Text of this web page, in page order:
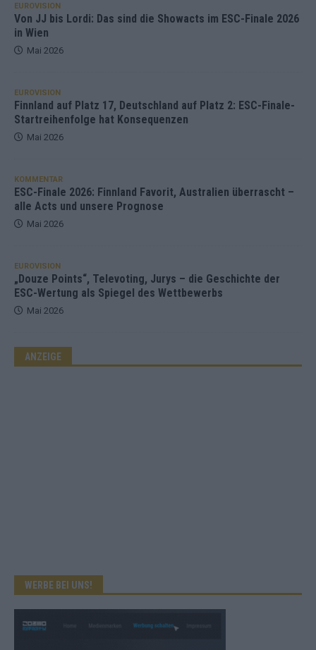
EUROVISION
Von JJ bis Lordi: Das sind die Showacts im ESC-Finale 2026
in Wien
Mai 2026
EUROVISION
Finnland auf Platz 17, Deutschland auf Platz 2: ESC-Finale-
Startreihenfolge hat Konsequenzen
Mai 2026
KOMMENTAR
ESC-Finale 2026: Finnland Favorit, Australien überrascht –
alle Acts und unsere Prognose
Mai 2026
EUROVISION
„Douze Points“, Televoting, Jurys – die Geschichte der
ESC-Wertung als Spiegel des Wettbewerbs
Mai 2026
ANZEIGE
WERBE BEI UNS!